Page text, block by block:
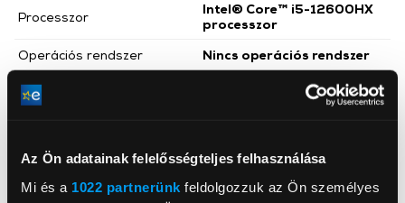
Az Ön adatainak felelősségteljes felhasználása
Mi és a 1022 partnerünk feldolgozzuk az Ön személyes
Processzor
Intel® Core™ i5-12600HX
processzor
Operációs rendszer
Nincs operációs rendszer
Memória mérete RAM
Videókártya
4050 6GB
Kijelző mérete
15,6 inch